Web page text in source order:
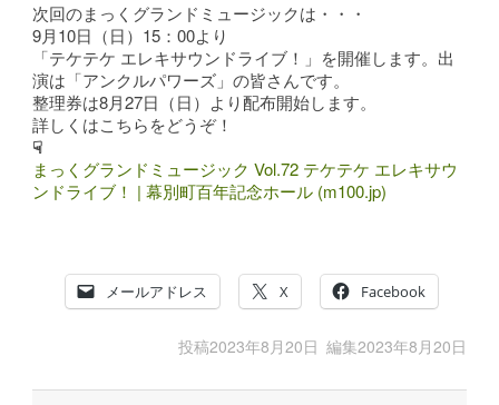
次回のまっくグランドミュージックは・・・
9月10日（日）15：00より
「テケテケ エレキサウンドライブ！」を開催します。出
演は「アンクルパワーズ」の皆さんです。
整理券は8月27日（日）より配布開始します。
詳しくはこちらをどうぞ！
☟
まっくグランドミュージック Vol.72 テケテケ エレキサウ
ンドライブ！ | 幕別町百年記念ホール (m100.jp)
メールアドレス X Facebook
投稿2023年8月20日 編集2023年8月20日